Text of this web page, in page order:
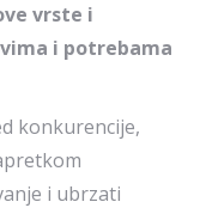
vrste i
i potrebama
konkurencije,
i ubrzati